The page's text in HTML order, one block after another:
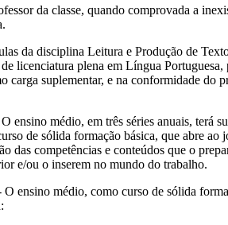
da classe, quando comprovada a
da disciplina Leitura e Produção de
licenciatura plena em Língua
carga suplementar, e na conformidade do
ensino médio, em três séries anuais, terá
de sólida formação básica, que abre ao
das competências e conteúdos que o
e/ou o inserem no mundo do trabalho.
ensino médio, como curso de sólida